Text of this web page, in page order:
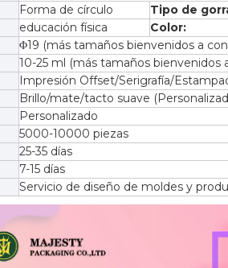
Forma de círculo Tipo de
educación física Color:
Φ19 (más tamaños bienvenidos a
10-25 ml (más tamaños bienvenidos
Impresión Offset/Serigrafía/
Brillo/mate/tacto suave
Personalizado
5000-10000 piezas
25-35 días
7-15 días
Servicio de diseño de moldes y